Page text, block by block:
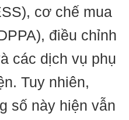
cơ chế mua
điều chỉnh
các dịch vụ phụ
Tuy nhiên,
số này hiện vẫn